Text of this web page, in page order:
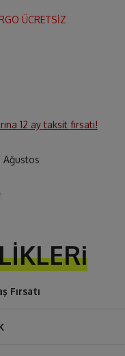
ÜCRETSİZ
12 ay taksit fırsatı!
Ağustos
Fırsatı